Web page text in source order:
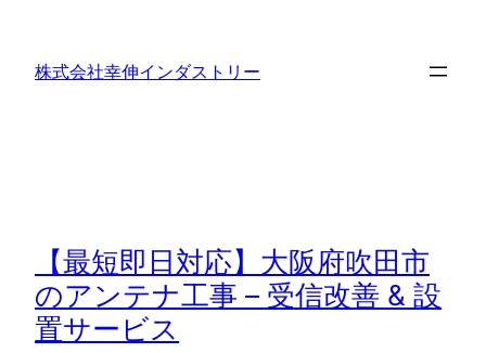
株式会社幸伸インダストリー
【最短即日対応】大阪府吹田市
のアンテナ工事 – 受信改善 & 設
置サービス